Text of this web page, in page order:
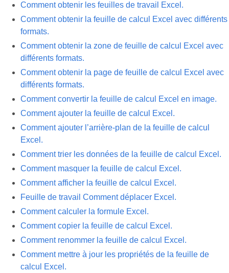
Comment obtenir les feuilles de travail Excel.
Comment obtenir la feuille de calcul Excel avec différents
formats.
Comment obtenir la zone de feuille de calcul Excel avec
différents formats.
Comment obtenir la page de feuille de calcul Excel avec
différents formats.
Comment convertir la feuille de calcul Excel en image.
Comment ajouter la feuille de calcul Excel.
Comment ajouter l’arrière-plan de la feuille de calcul
Excel.
Comment trier les données de la feuille de calcul Excel.
Comment masquer la feuille de calcul Excel.
Comment afficher la feuille de calcul Excel.
Feuille de travail Comment déplacer Excel.
Comment calculer la formule Excel.
Comment copier la feuille de calcul Excel.
Comment renommer la feuille de calcul Excel.
Comment mettre à jour les propriétés de la feuille de
calcul Excel.